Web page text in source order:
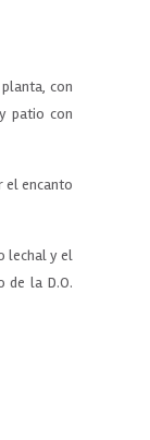
con
patio con
el encanto
lechal y el
de la D.O.